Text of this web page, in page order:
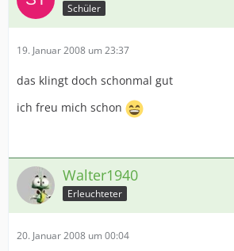
Schüler
19. Januar 2008 um 23:37
das klingt doch schonmal gut
ich freu mich schon
Walter1940
Erleuchteter
20. Januar 2008 um 00:04